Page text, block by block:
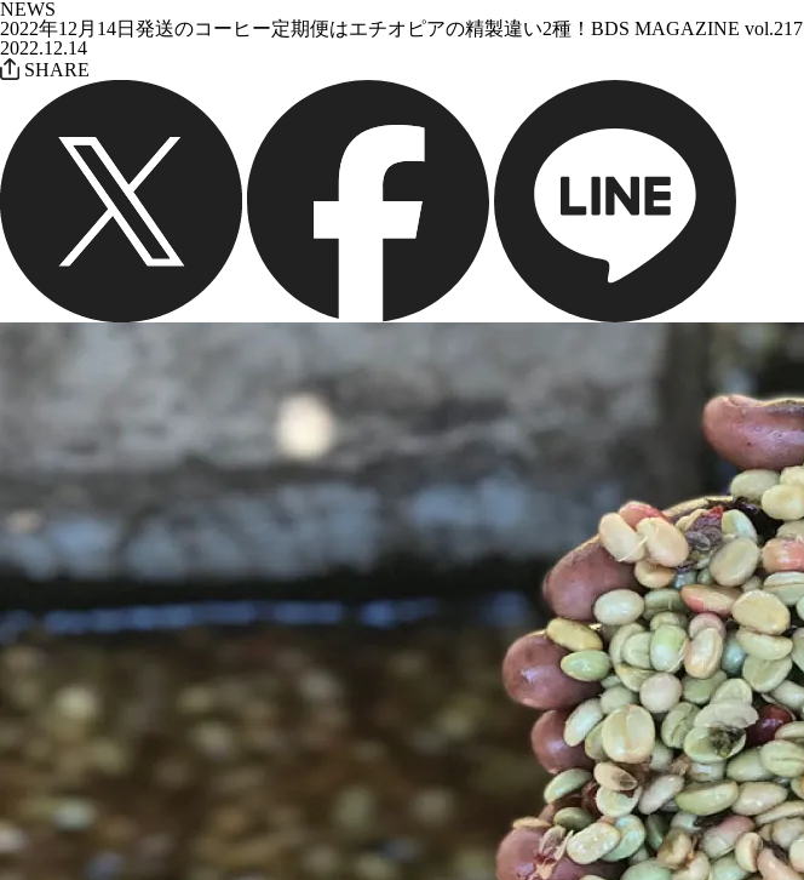
NEWS
2022年12月14日発送のコーヒー定期便はエチオピアの精製違い2種！BDS MAGAZINE vol.217
2022.12.14
SHARE